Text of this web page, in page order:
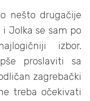
nešto drugačije
Jolka se sam po
izbor.
proslaviti sa
zagrebački
treba očekivati